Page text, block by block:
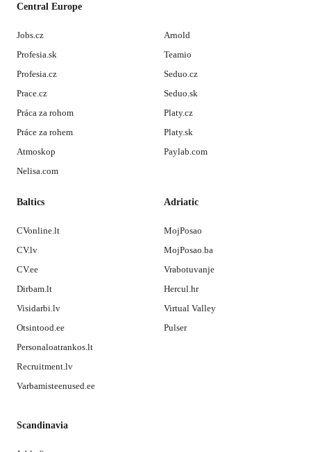
Central Europe
Jobs.cz
Profesia.sk
Profesia.cz
Prace.cz
Práca za rohom
Práce za rohem
Atmoskop
Nelisa.com
Arnold
Teamio
Seduo.cz
Seduo.sk
Platy.cz
Platy.sk
Paylab.com
Baltics
CVonline.lt
CV.lv
CV.ee
Dirbam.lt
Visidarbi.lv
Otsintood.ee
Personaloatrankos.lt
Recruitment.lv
Varbamisteenused.ee
Adriatic
MojPosao
MojPosao.ba
Vrabotuvanje
Hercul.hr
Virtual Valley
Pulser
Scandinavia